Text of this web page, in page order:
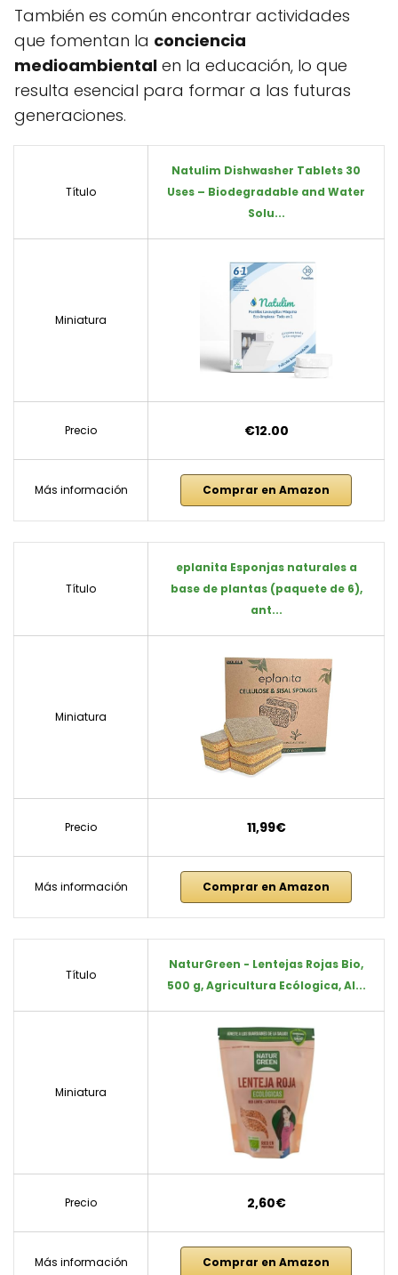
También es común encontrar actividades
que fomentan la conciencia
medioambiental en la educación, lo que
resulta esencial para formar a las futuras
generaciones.
Título
Natulim Dishwasher Tablets 30
Uses – Biodegradable and Water
Solu...
Miniatura
Precio €12.00
Más información Comprar en Amazon
Título
eplanita Esponjas naturales a
base de plantas (paquete de 6),
ant...
Miniatura
Precio 11,99€
Más información Comprar en Amazon
Título
NaturGreen - Lentejas Rojas Bio,
500 g, Agricultura Ecólogica, Al...
Miniatura
Precio 2,60€
Más información Comprar en Amazon